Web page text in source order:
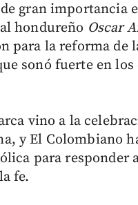
gran importancia
hondureño Oscar
para la reforma de
sonó fuerte en
vino a la
y El Colombiano
para responder
fe.